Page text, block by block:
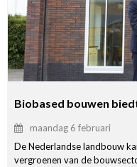
Biobased bouwen
maandag 6 februari
De Nederlandse landbouw
vergroenen van de